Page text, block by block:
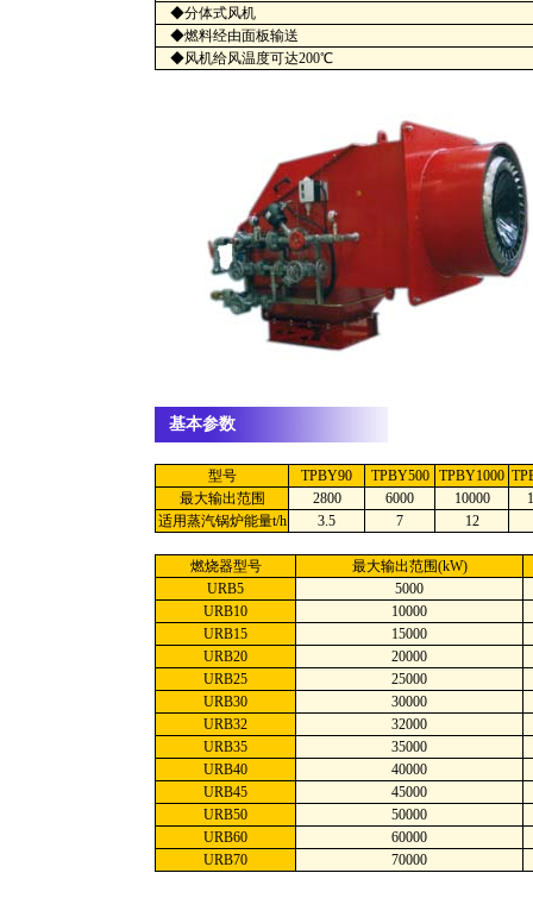
◆分体式风机
◆燃料经由面板输送
◆风机给风温度可达200℃
基本参数
型号 TPBY90 TPBY500 TPBY1000
最大输出范围
2800 6000 10000
适用蒸汽锅炉能量t/h
3.5 7 12
燃烧器型号
最大输出范围(kW)
URB5
5000
URB10
10000
URB15
15000
URB20
20000
URB25
25000
URB30
30000
URB32
32000
URB35
35000
URB40
40000
URB45
45000
URB50
50000
URB60
60000
URB70
70000